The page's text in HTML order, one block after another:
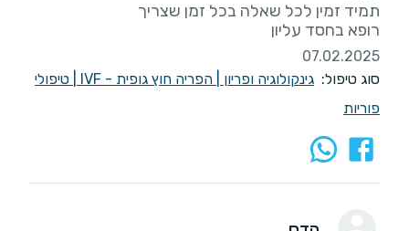
רופא בחסד עליון
07.02.2025
סוג טיפול: גינקולוגיה ופריון הפריה חוץ גופית - IVF
טיפולי
פוריות